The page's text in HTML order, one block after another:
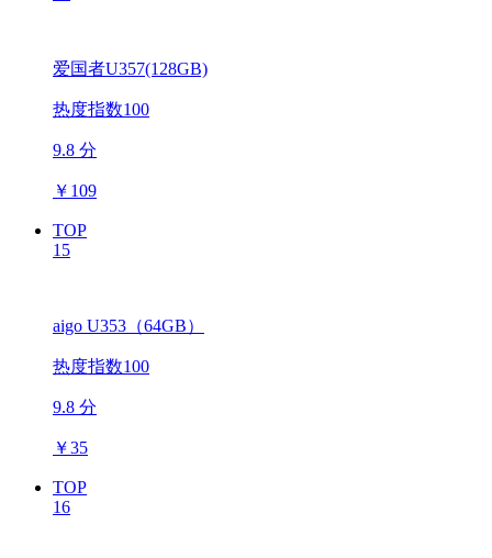
爱国者U357(128GB)
热度指数100
9.8 分
￥ 109
TOP
15
aigo U353（64GB）
热度指数100
9.8 分
￥35
TOP
16